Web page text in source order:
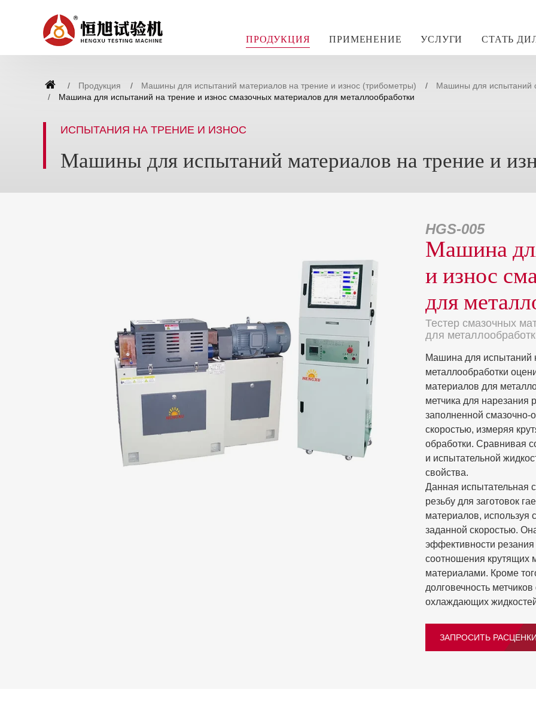
ПРОДУКЦИЯ ПРИМЕНЕНИЕ УСЛУГИ СТАТЬ
Продукция Машины для испытаний материалов на трение и износ (трибометры)
Машины для испытаний
Машина для испытаний на трение и износ смазочных материалов для металлообработки
Машины для испытаний материалов на трение и
ИСПЫТАНИЯ НА ТРЕНИЕ И ИЗНОС
HGS-005
Машина
и износ
для
Тестер смазочных
для
Машина для испытаний
металлообработки
материалов для
метчика для нарезания
заполненной
скоростью, измеряя
обработки. Сравнивая
и испытательной
свойства.
Данная испытательная
резьбу для заготовок
материалов, используя
заданной скоростью.
эффективности
соотношения
материалами. Кроме
долговечность
охлаждающих жидкостей
ЗАПРОСИТЬ РАСЦЕНКИ